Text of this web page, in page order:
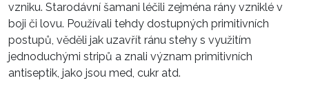
vzniku. Starodávní šamani léčili zejména rány vzniklé v
boji či lovu. Používali tehdy dostupných primitivních
postupů, věděli jak uzavřít ránu stehy s využitím
jednoduchými stripů a znali význam primitivních
antiseptik, jako jsou med, cukr atd.